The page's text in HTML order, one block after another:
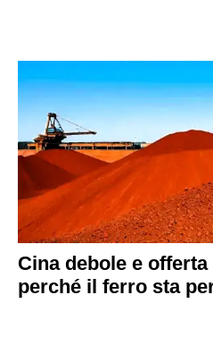
Cina debole e
perché il ferro sta